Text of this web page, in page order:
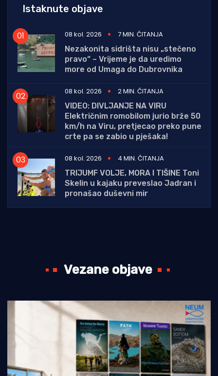
Istaknute objave
08 kol. 2026
7 MIN. ČITANJA
Nezakonita sidrišta nisu „stečeno
pravo“ – Vrijeme je da uredimo
more od Umaga do Dubrovnika
08 kol. 2026
2 MIN. ČITANJA
VIDEO: DIVLJANJE NA VIRU
Električnim romobilom jurio brže 50
km/h na Viru, pretjecao preko pune
crte pa se zabio u pješaka!
08 kol. 2026
4 MIN. ČITANJA
TRIJUMF VOLJE, MORA I TIŠINE Toni
Skelin u kajaku preveslao Jadran i
pronašao duševni mir
Vezane objave